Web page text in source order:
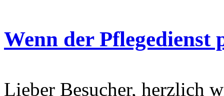
Wenn der
Lieber Besucher, herzlich